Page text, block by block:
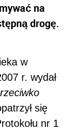
na
drogę.
w
r. wydał
się
nr 1